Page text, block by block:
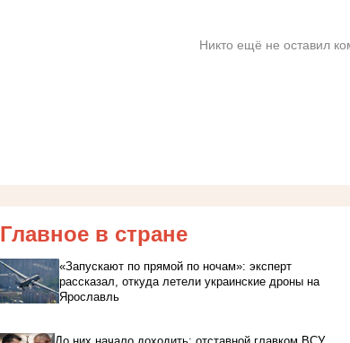
Никто ещё не оставил
Главное в стране
«Запускают по прямой по ночам»: эксперт
рассказал, откуда летели украинские дроны на
Ярославль